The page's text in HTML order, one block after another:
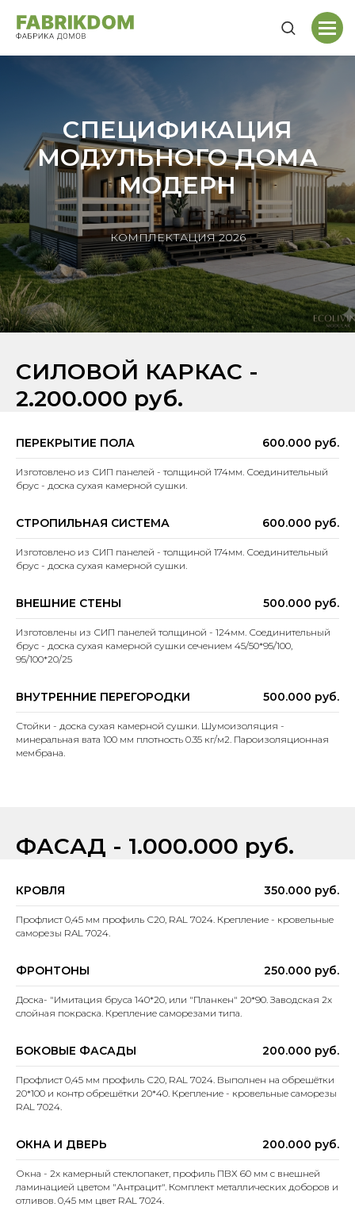
СПЕЦИФИКАЦИЯ
МОДУЛЬНОГО ДОМА
МОДЕРН
КОМПЛЕКТАЦИЯ 2026
СИЛОВОЙ КАРКАС -
2.200.000 руб.
ПЕРЕКРЫТИЕ ПОЛА 600.000 руб.
Изготовлено из СИП панелей - толщиной 174мм. Соединительный
брус - доска сухая камерной сушки.
СТРОПИЛЬНАЯ СИСТЕМА 600.000 руб.
Изготовлено из СИП панелей - толщиной 174мм. Соединительный
брус - доска сухая камерной сушки.
ВНЕШНИЕ СТЕНЫ 500.000 руб.
Изготовлены из СИП панелей толщиной - 124мм. Соединительный
брус - доска сухая камерной сушки сечением 45/50*95/100,
95/100*20/25
ВНУТРЕННИЕ ПЕРЕГОРОДКИ 500.000 руб.
Стойки - доска сухая камерной сушки. Шумоизоляция -
минеральная вата 100 мм плотность 0.35 кг/м2. Пароизоляционная
мембрана.
ФАСАД - 1.000.000 руб.
КРОВЛЯ 350.000 руб.
Профлист 0,45 мм профиль С20, RAL 7024. Крепление - кровельные
саморезы RAL 7024.
ФРОНТОНЫ 250.000 руб.
Доска- "Имитация бруса 140*20, или "Планкен" 20*90. Заводская 2х
слойная покраска. Крепление саморезами типа.
БОКОВЫЕ ФАСАДЫ 200.000 руб.
Профлист 0,45 мм профиль С20, RAL 7024. Выполнен на обрешётки
20*100 и контр обрешётки 20*40. Крепление - кровельные саморезы
RAL 7024.
ОКНА И ДВЕРЬ 200.000 руб.
Окна - 2х камерный стеклопакет, профиль ПВХ 60 мм с внешней
ламинацией цветом "Антрацит". Комплект металлических доборов и
отливов. 0,45 мм цвет RAL 7024.